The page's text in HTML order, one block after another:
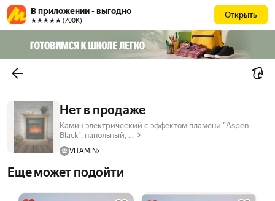
В приложении - выгодно
★★★★★ (700К)
Открыть
Нет в продаже
Камин электрический с эффектом пламени "Aspen
Black", напольный, ...
VITAMIN
Еще может подойти